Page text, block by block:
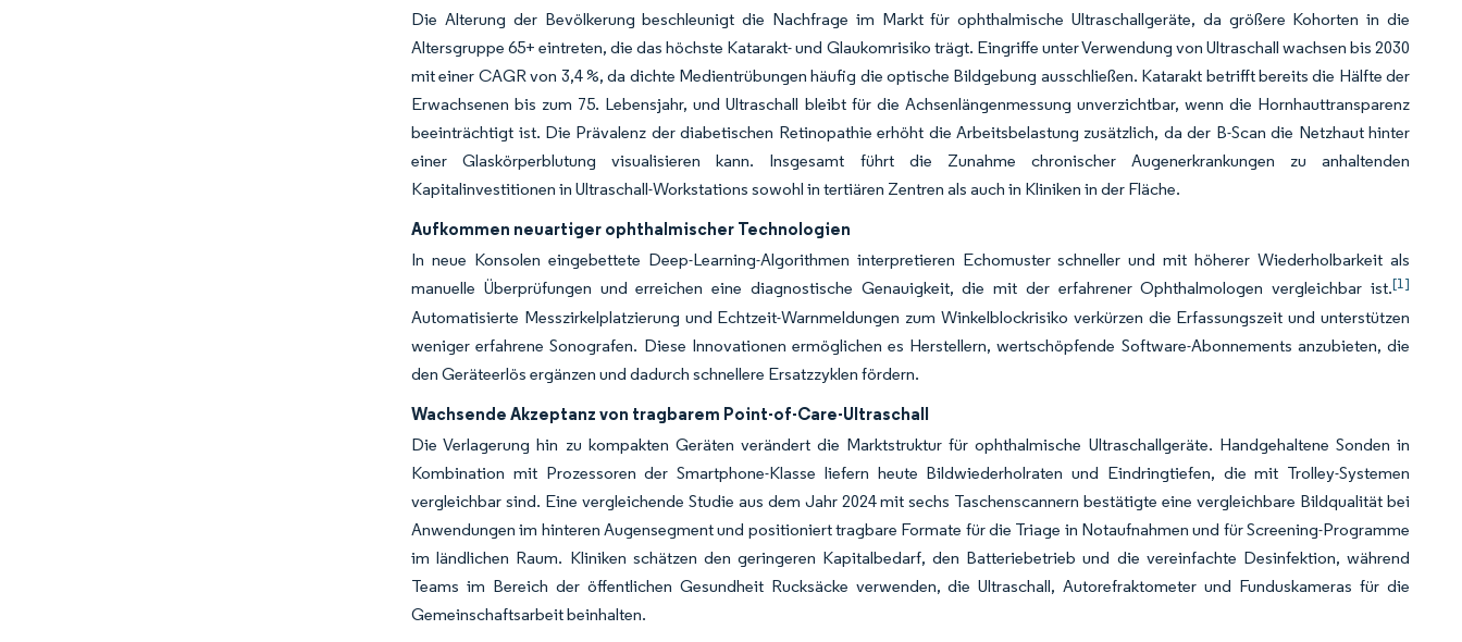
Die Alterung der Bevölkerung beschleunigt die Nachfrage im Markt für ophthalmische Ultraschallgeräte, da größere Kohorten in die
Altersgruppe 65+ eintreten, die das höchste Katarakt- und Glaukomrisiko trägt. Eingriffe unter Verwendung von Ultraschall wachsen bis 2030
mit einer CAGR von 3,4 %, da dichte Medientrübungen häufig die optische Bildgebung ausschließen. Katarakt betrifft bereits die Hälfte der
Erwachsenen bis zum 75. Lebensjahr, und Ultraschall bleibt für die Achsenlängenmessung unverzichtbar, wenn die Hornhauttransparenz
beeinträchtigt ist. Die Prävalenz der diabetischen Retinopathie erhöht die Arbeitsbelastung zusätzlich, da der B-Scan die Netzhaut hinter
einer Glaskörperblutung visualisieren kann. Insgesamt führt die Zunahme chronischer Augenerkrankungen zu anhaltenden
Kapitalinvestitionen in Ultraschall-Workstations sowohl in tertiären Zentren als auch in Kliniken in der Fläche.
Aufkommen neuartiger ophthalmischer Technologien
In neue Konsolen eingebettete Deep-Learning-Algorithmen interpretieren Echomuster schneller und mit höherer Wiederholbarkeit als
manuelle Überprüfungen und erreichen eine diagnostische Genauigkeit, die mit der erfahrener Ophthalmologen vergleichbar ist.[1]
Automatisierte Messzirkelplatzierung und Echtzeit-Warnmeldungen zum Winkelblockrisiko verkürzen die Erfassungszeit und unterstützen
weniger erfahrene Sonografen. Diese Innovationen ermöglichen es Herstellern, wertschöpfende Software-Abonnements anzubieten, die
den Geräteerlös ergänzen und dadurch schnellere Ersatzzyklen fördern.
Wachsende Akzeptanz von tragbarem Point-of-Care-Ultraschall
Die Verlagerung hin zu kompakten Geräten verändert die Marktstruktur für ophthalmische Ultraschallgeräte. Handgehaltene Sonden in
Kombination mit Prozessoren der Smartphone-Klasse liefern heute Bildwiederholraten und Eindringtiefen, die mit Trolley-Systemen
vergleichbar sind. Eine vergleichende Studie aus dem Jahr 2024 mit sechs Taschenscannern bestätigte eine vergleichbare Bildqualität bei
Anwendungen im hinteren Augensegment und positioniert tragbare Formate für die Triage in Notaufnahmen und für Screening-Programme
im ländlichen Raum. Kliniken schätzen den geringeren Kapitalbedarf, den Batteriebetrieb und die vereinfachte Desinfektion, während
Teams im Bereich der öffentlichen Gesundheit Rucksäcke verwenden, die Ultraschall, Autorefraktometer und Funduskameras für die
Gemeinschaftsarbeit beinhalten.